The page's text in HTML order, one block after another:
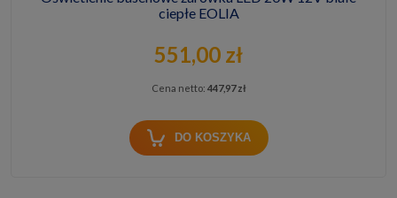
ciepłe EOLIA
551,00 zł
Cena netto: 447,97 zł
DO KOSZYKA